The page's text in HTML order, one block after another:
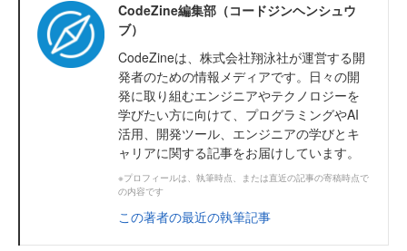
CodeZine編集部（コードジンヘンシュウ
ブ）
CodeZineは、株式会社翔泳社が運営する開
発者のための情報メディアです。日々の開
発に取り組むエンジニアやテクノロジーを
学びたい方に向けて、プログラミングやAI
活用、開発ツール、エンジニアの学びとキ
ャリアに関する記事をお届けしています。
※プロフィールは、執筆時点、または直近の記事の寄稿時点で
の内容です
この著者の最近の執筆記事